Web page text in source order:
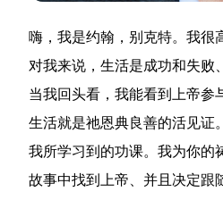
嗨，我是约翰，别克特。我很
对我来说，生活是成功和失败
当我回头看，我能看到上帝参
生活就是祂恩典良善的活见证
我所学习到的功课。我为你的
故事中找到上帝、并且决定跟